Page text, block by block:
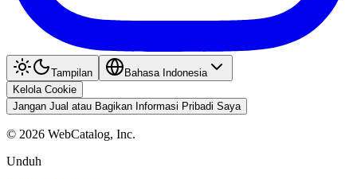
Tampilan
Bahasa Indonesia
Kelola Cookie
Jangan Jual atau Bagikan Informasi Pribadi Saya
© 2026 WebCatalog, Inc.
Unduh